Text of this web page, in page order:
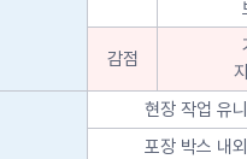
감점
현장 작업 유
포장 박스 내